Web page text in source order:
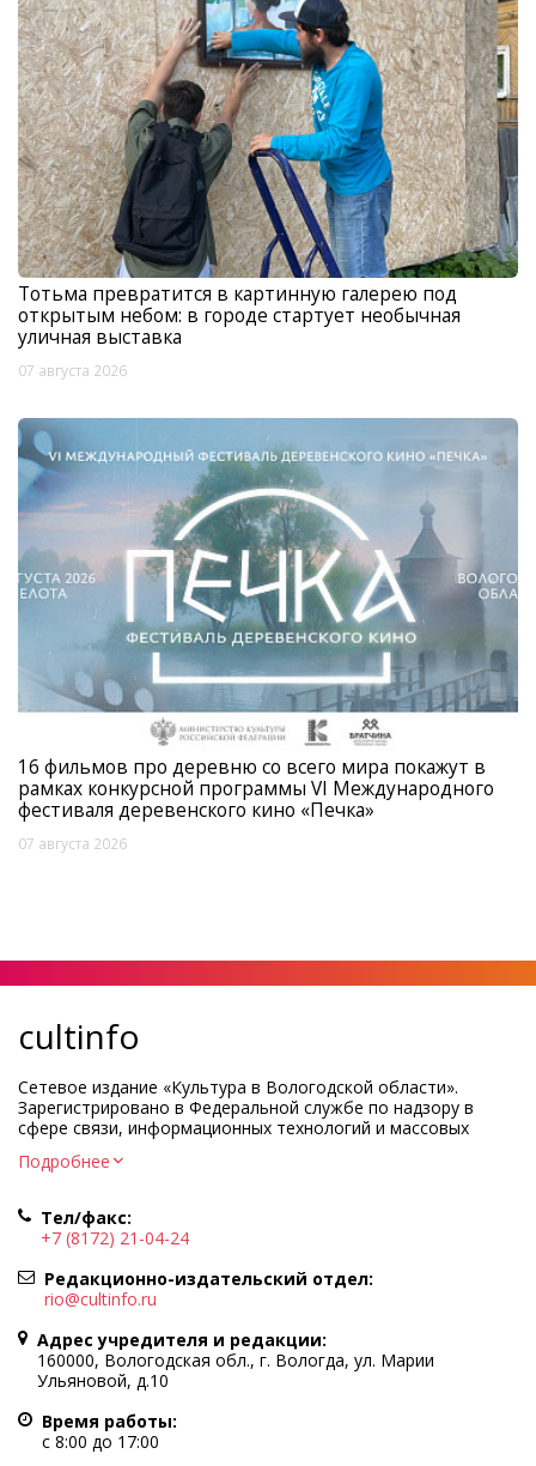
Тотьма превратится в картинную галерею под
открытым небом: в городе стартует необычная
уличная выставка
07 августа 2026
16 фильмов про деревню со всего мира покажут в
рамках конкурсной программы VI Международного
фестиваля деревенского кино «Печка»
07 августа 2026
cultinfo
Сетевое издание «Культура в Вологодской области».
Зарегистрировано в Федеральной службе по надзору в
сфере связи, информационных технологий и массовых
Регистрационный номер и дата принятия решения о
Учредитель КУ ВО «Информационно-аналитический центр
культуры»
Адрес учредителя и редакции: 160000, Вологодская обл., г.
Вологда, ул. Марии Ульяновой, д.10
Главный редактор — Легчанова Елена Григорьевна
Политика в отношении обработки персональных данных
При полном или частичном использовании информации
портала гиперссылка на cultinfo.ru обязательна.
Редакция не несет ответственности за достоверность
информации, содержащейся в рекламных объявлениях.
Подробнее
Тел/факс:
+7 (8172) 21-04-24
Редакционно-издательский отдел:
rio@cultinfo.ru
Адрес учредителя и редакции:
160000, Вологодская обл., г. Вологда, ул. Марии
Ульяновой, д.10
Время работы:
с 8:00 до 17:00